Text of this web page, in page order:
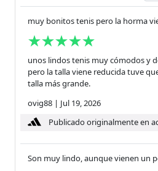
muy bonitos tenis pero la horma
unos lindos tenis muy cómodos y
pero la talla viene reducida tuve
talla más grande.
ovig88 | Jul 19, 2026
Publicado originalmente en
Son muy lindo, aunque vienen un